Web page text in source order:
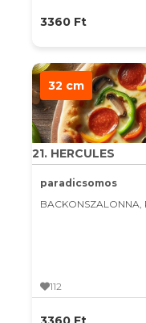
3360 Ft
32 cm
21. HERCULES
paradicsomos
BACKONSZALONNA,
112